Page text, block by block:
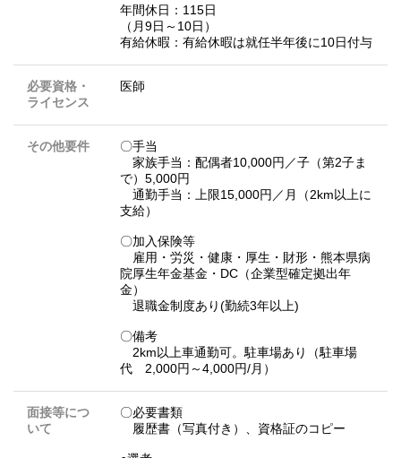
年間休日：115日
（月9日～10日）
有給休暇：有給休暇は就任半年後に10日付与
必要資格・
ライセンス
医師
その他要件
〇手当
家族手当：配偶者10,000円／子（第2子ま
で）5,000円
通勤手当：上限15,000円／月（2km以上に
支給）
〇加入保険等
雇用・労災・健康・厚生・財形・熊本県病
院厚生年金基金・DC（企業型確定拠出年
金）
退職金制度あり(勤続3年以上)
〇備考
2km以上車通勤可。駐車場あり（駐車場
代 2,000円～4,000円/月）
面接等につ
いて
〇必要書類
履歴書（写真付き）、資格証のコピー